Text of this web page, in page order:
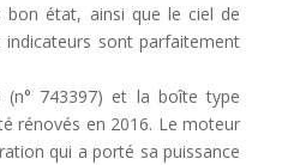
état, ainsi que le ciel de
sont parfaitement
743397) et la boîte type
rénovés en 2016. Le moteur
qui a porté sa puissance